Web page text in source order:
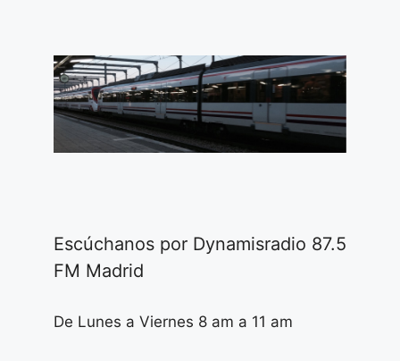
Escúchanos por Dynamisradio 87.5
FM Madrid
De Lunes a Viernes 8 am a 11 am